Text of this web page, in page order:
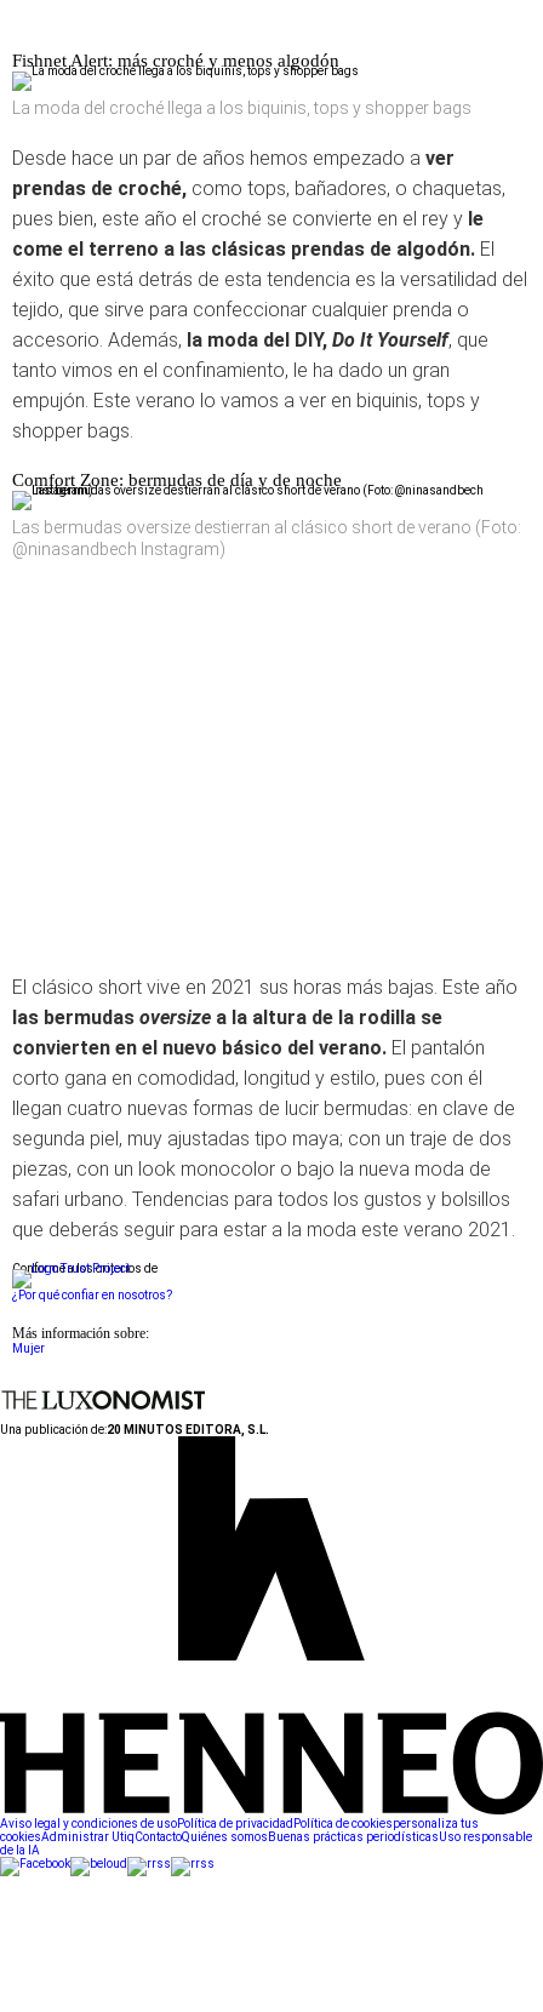
Fishnet Alert: más croché y menos algodón
La moda del croché llega a los biquinis, tops y shopper bags
Desde hace un par de años hemos empezado a ver
prendas de croché, como tops, bañadores, o chaquetas,
pues bien, este año el croché se convierte en el rey y le
come el terreno a las clásicas prendas de algodón. El
éxito que está detrás de esta tendencia es la versatilidad del
tejido, que sirve para confeccionar cualquier prenda o
accesorio. Además, la moda del DIY, Do It Yourself, que
tanto vimos en el confinamiento, le ha dado un gran
empujón. Este verano lo vamos a ver en biquinis, tops y
shopper bags.
Comfort Zone: bermudas de día y de noche
Las bermudas oversize destierran al clásico short de verano (Foto:
@ninasandbech Instagram)
El clásico short vive en 2021 sus horas más bajas. Este año
las bermudas oversize a la altura de la rodilla se
convierten en el nuevo básico del verano. El pantalón
corto gana en comodidad, longitud y estilo, pues con él
llegan cuatro nuevas formas de lucir bermudas: en clave de
segunda piel, muy ajustadas tipo maya; con un traje de dos
piezas, con un look monocolor o bajo la nueva moda de
safari urbano. Tendencias para todos los gustos y bolsillos
que deberás seguir para estar a la moda este verano 2021.
Conforme a los criterios de
¿Por qué confiar en nosotros?
Más información sobre:
Mujer
Una publicación de:20 MINUTOS EDITORA, S.L.
Aviso legal y condiciones de usoPolítica de privacidad Política de cookiespersonaliza tus
cookiesAdministrar UtiqContactoQuiénes somos Buenas prácticas periodísticasUso responsable
de la IA